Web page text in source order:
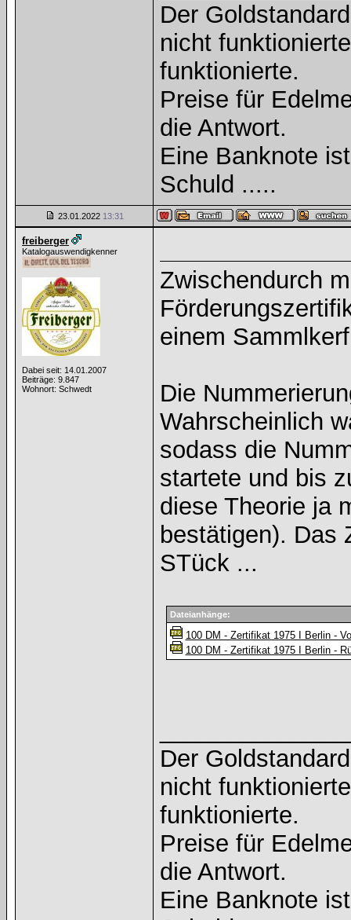
Der
nicht
funktionierte.
Preise für
die Antwort.
Eine Banknote
Schuld .....
23.01.2022 13:31
freiberger
Katalogauswendigkenner
Dabei seit: 14.01.2007
Beiträge: 9.847
Wohnort: Schwedt
Zwischendurch
einem
Die
Wahrscheinlich
sodass die
startete und bis
diese Theorie ja
bestätigen). Das
STück ...
Dateianhänge:
100 DM - Zertifikat 1975 I Berlin -
100 DM - Zertifikat 1975 I Berlin -
Der
nicht
funktionierte.
Preise für
die Antwort.
Eine Banknote